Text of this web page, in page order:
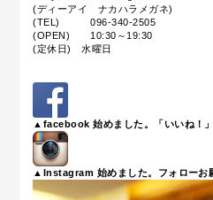
(ディーアイ ナカハラメガネ)
(TEL) 096-340-2505
(OPEN) 10:30～19:30
(定休日) 水曜日
▲facebook 始めました。「いいね！
▲Instagram 始めました。フォローお